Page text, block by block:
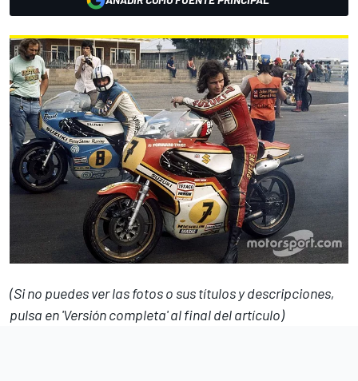
(Si no puedes ver las fotos o sus títulos y descripciones,
pulsa en 'Versión completa' al final del artículo)